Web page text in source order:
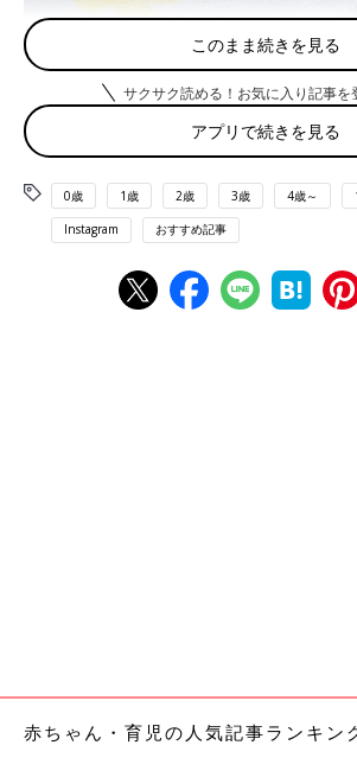
このまま続きを見る
サクサク読める！お気に入り記事を
アプリで続きを見る
0歳 1歳 2歳 3歳 4歳～
Instagram おすすめ記事
赤ちゃん・育児の人気記事ランキン